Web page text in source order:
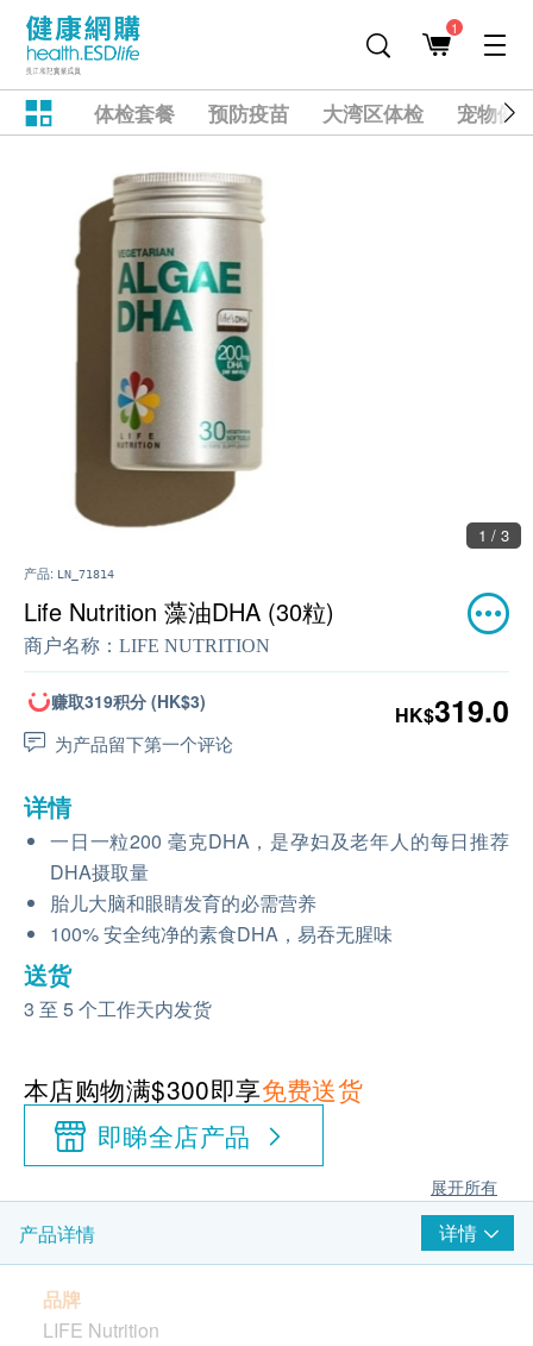
1
体检套餐 预防疫苗 大湾区体检 宠物健
2 / 3
产品: LN_71814
Life Nutrition 藻油DHA (30粒)
商户名称： LIFE NUTRITION
赚取319积分 (HK$3)
为产品留下第一个评论
HK$319.0
详情
一日一粒200 毫克DHA，是孕妇及老年人的每日推荐
DHA摄取量
胎儿大脑和眼睛发育的必需营养
100% 安全纯净的素食DHA，易吞无腥味
送货
3 至 5 个工作天内发货
本店购物满$300即享免费送货
即睇全店产品
展开所有
产品详情 详情
品牌
LIFE Nutrition